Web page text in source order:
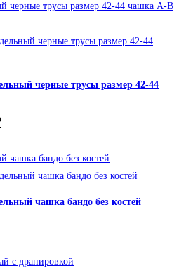
черные трусы размер 42-44
Текущая
чашка бандо без костей